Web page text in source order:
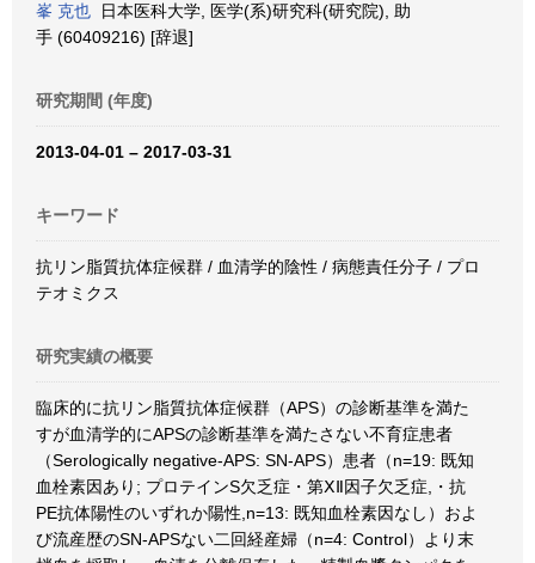
峯 克也 日本医科大学, 医学(系)研究科(研究院), 助
手 (60409216) [辞退]
研究期間 (年度)
2013-04-01 – 2017-03-31
キーワード
抗リン脂質抗体症候群 / 血清学的陰性 / 病態責任分子 / プロ
テオミクス
研究実績の概要
臨床的に抗リン脂質抗体症候群（APS）の診断基準を満た
すが血清学的にAPSの診断基準を満たさない不育症患者
（Serologically negative-APS: SN-APS）患者（n=19: 既知
血栓素因あり; プロテインS欠乏症・第ⅩⅡ因子欠乏症,・抗
PE抗体陽性のいずれか陽性,n=13: 既知血栓素因なし）およ
び流産歴のSN-APSない二回経産婦（n=4: Control）より末